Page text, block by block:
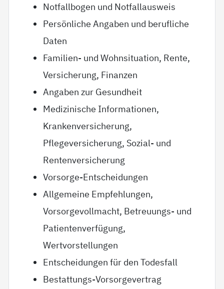
Notfallbogen und Notfallausweis
Persönliche Angaben und berufliche
Daten
Familien- und Wohnsituation, Rente,
Versicherung, Finanzen
Angaben zur Gesundheit
Medizinische Informationen,
Krankenversicherung,
Pflegeversicherung, Sozial- und
Rentenversicherung
Vorsorge-Entscheidungen
Allgemeine Empfehlungen,
Vorsorgevollmacht, Betreuungs- und
Patientenverfügung,
Wertvorstellungen
Entscheidungen für den Todesfall
Bestattungs-Vorsorgevertrag